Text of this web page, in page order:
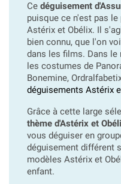
Ce déguisement
puisque ce n'est pas
Astérix et Obélix. Il
bien connu, que l'on
dans les films. Dans le
les costumes de
Bonemine,
déguisements Astérix
Grâce à cette large
thème d'Astérix et
vous déguiser en
déguisement différent
modèles Astérix et
enfant.